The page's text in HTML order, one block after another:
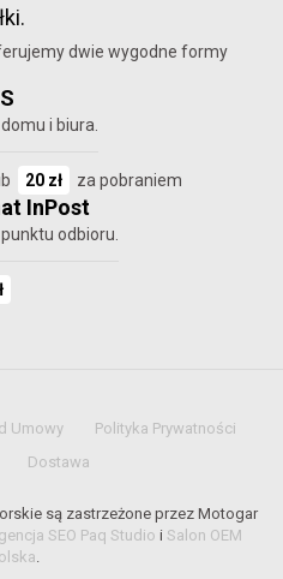
dwie wygodne formy
i biura.
20 zł za pobraniem
InPost
odbioru.
Umowy
Polityka Prywatności
Dostawa
są zastrzeżone przez Motogar
SEO Paq Studio i Salon OEM